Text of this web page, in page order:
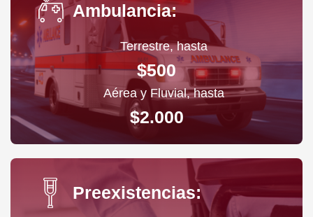
Ambulancia:
Terrestre, hasta
$500
Aérea y Fluvial, hasta
$2.000
Preexistencias: